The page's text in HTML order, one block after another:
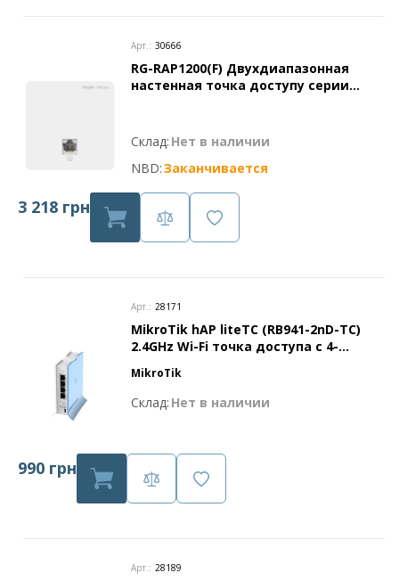
Арт.: 30666
RG-RAP1200(F) Двухдиапазонная
настенная точка доступу серии
Склад: Нет в наличии
NBD:Заканчивается
3 218 грн
Арт.: 28171
MikroTik hAP liteTC (RB941-2nD-TC)
2.4GHz Wi-Fi точка доступа с 4-
использования
MikroTik
Склад: Нет в наличии
990 грн
Арт.: 28189